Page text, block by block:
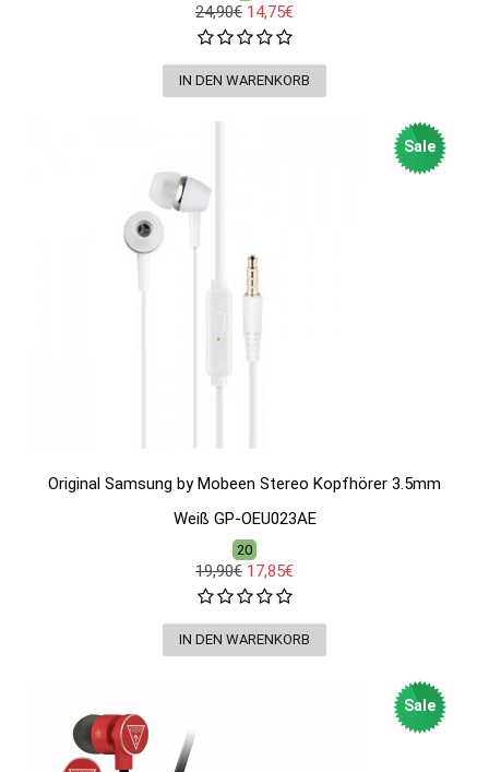
24,90€ 14,75€
Sale
Original Samsung by Mobeen Stereo Kopfhörer 3.5mm
Weiß GP-OEU023AE
20
19,90€ 17,85€
Sale